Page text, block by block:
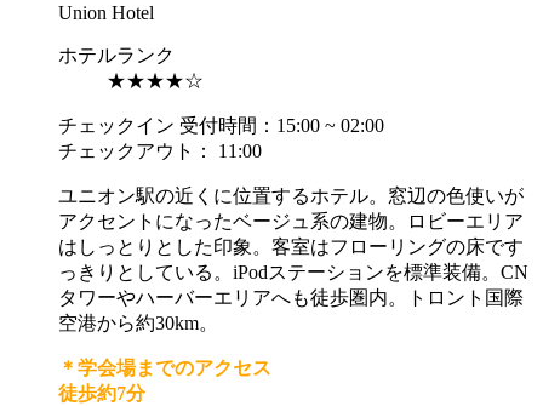
Union Hotel
ホテルランク
★★★★☆
チェックイン 受付時間：15:00 ~ 02:00
チェックアウト： 11:00
ユニオン駅の近くに位置するホテル。窓辺の色使いが
アクセントになったベージュ系の建物。ロビーエリア
はしっとりとした印象。客室はフローリングの床です
っきりとしている。iPodステーションを標準装備。CN
タワーやハーバーエリアへも徒歩圏内。トロント国際
空港から約30km。
＊学会場までのアクセス
徒歩約7分